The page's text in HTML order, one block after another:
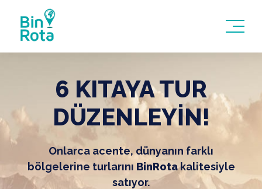
6 KITAYA TUR
DÜZENLEYİN!
Onlarca acente, dünyanın farklı
bölgelerine turlarını BinRotakalitesiyle
satıyor.